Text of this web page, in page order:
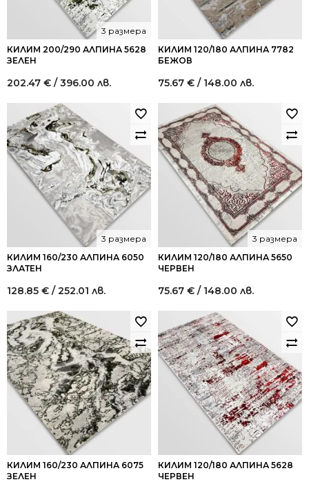
КИЛИМ 200/290 АЛПИНА 5628
ЗЕЛЕН
3 размера
202.47 € / 396.00 лв.
КИЛИМ 120/180 АЛПИНА 7782
БЕЖОВ
75.67 € / 148.00 лв.
КИЛИМ 160/230 АЛПИНА 6050
ЗЛАТЕН
3 размера
128.85 € / 252.01 лв.
КИЛИМ 120/180 АЛПИНА 5650
ЧЕРВЕН
3 размера
75.67 € / 148.00 лв.
КИЛИМ 160/230 АЛПИНА 6075
ЗЕЛЕН
КИЛИМ 120/180 АЛПИНА 5628
ЧЕРВЕН